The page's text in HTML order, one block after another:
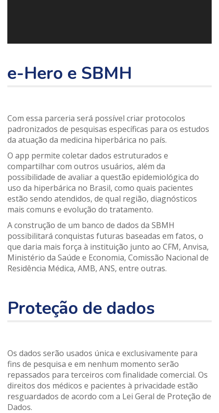
e-Hero e SBMH
Com essa parceria será possível criar protocolos
padronizados de pesquisas específicas para os estudos
da atuação da medicina hiperbárica no país.
O app permite coletar dados estruturados e
compartilhar com outros usuários, além da
possibilidade de avaliar a questão epidemiológica do
uso da hiperbárica no Brasil, como quais pacientes
estão sendo atendidos, de qual região, diagnósticos
mais comuns e evolução do tratamento.
A construção de um banco de dados da SBMH
possibilitará conquistas futuras baseadas em fatos, o
que daria mais força à instituição junto ao CFM, Anvisa,
Ministério da Saúde e Economia, Comissão Nacional de
Residência Médica, AMB, ANS, entre outras.
Proteção de dados
Os dados serão usados única e exclusivamente para
fins de pesquisa e em nenhum momento serão
repassados para terceiros com finalidade comercial. Os
direitos dos médicos e pacientes à privacidade estão
resguardados de acordo com a Lei Geral de Proteção de
Dados.